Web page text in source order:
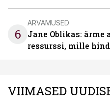
6
ARVAMUSED
Jane Oblikas: ärme
ressurssi, mille
VIIMASED